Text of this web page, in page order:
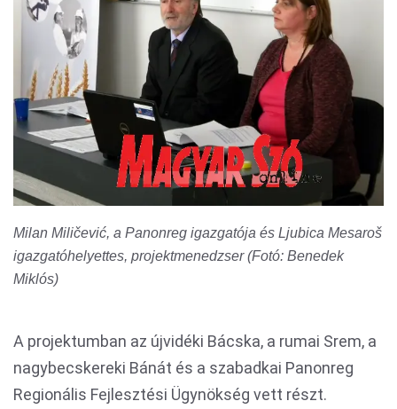
Milan Miličević, a Panonreg igazgatója és Ljubica Mesaroš
igazgatóhelyettes, projektmenedzser (Fotó: Benedek
Miklós)
A projektumban az újvidéki Bácska, a rumai Srem, a
nagybecskereki Bánát és a szabadkai Panonreg
Regionális Fejlesztési Ügynökség vett részt.